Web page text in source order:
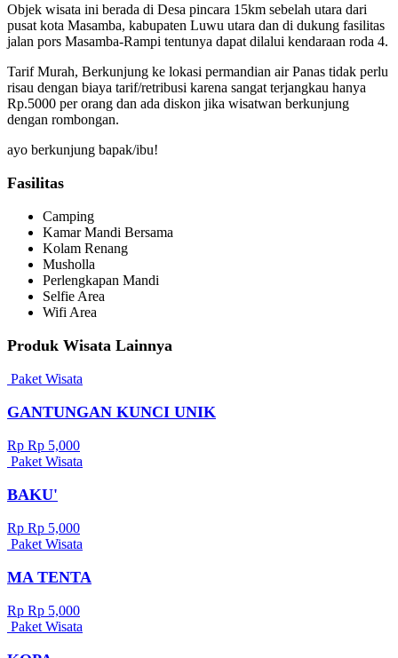
Objek wisata ini berada di Desa pincara 15km sebelah utara dari
pusat kota Masamba, kabupaten Luwu utara dan di dukung fasilitas
jalan pors Masamba-Rampi tentunya dapat dilalui kendaraan roda 4.
Tarif Murah, Berkunjung ke lokasi permandian air Panas tidak perlu
risau dengan biaya tarif/retribusi karena sangat terjangkau hanya
Rp.5000 per orang dan ada diskon jika wisatwan berkunjung
dengan rombongan.
ayo berkunjung bapak/ibu!
Fasilitas
Camping
Kamar Mandi Bersama
Kolam Renang
Musholla
Perlengkapan Mandi
Selfie Area
Wifi Area
Produk Wisata Lainnya
Paket Wisata
GANTUNGAN KUNCI UNIK
Rp Rp 5,000
Paket Wisata
BAKU'
Rp Rp 5,000
Paket Wisata
MA TENTA
Rp Rp 5,000
Paket Wisata